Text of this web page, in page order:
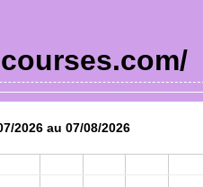
2026 au 07/08/2026